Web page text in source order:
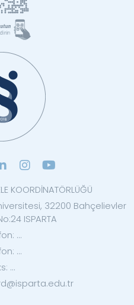
KOORDİNATÖRLÜĞÜ
32200 Bahçelievler
ISPARTA
...
...
...